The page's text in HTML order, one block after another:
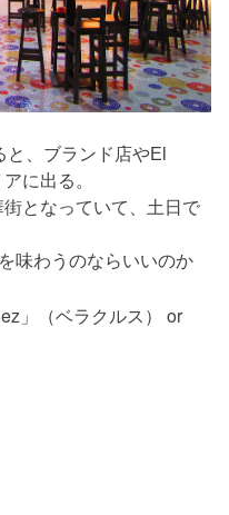
と、ブランド店やEl
に出る。
となっていて、土日で
味わうのならいいのか
」（ベラクルス） or